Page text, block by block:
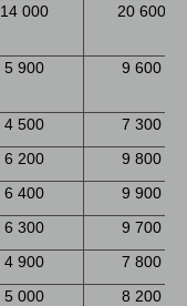
14 000 20 600
5 900 9 600
4 500
7 300
6 200
9 800
6 400
9 900
6 300
9 700
4 900
7 800
5 000
8 200